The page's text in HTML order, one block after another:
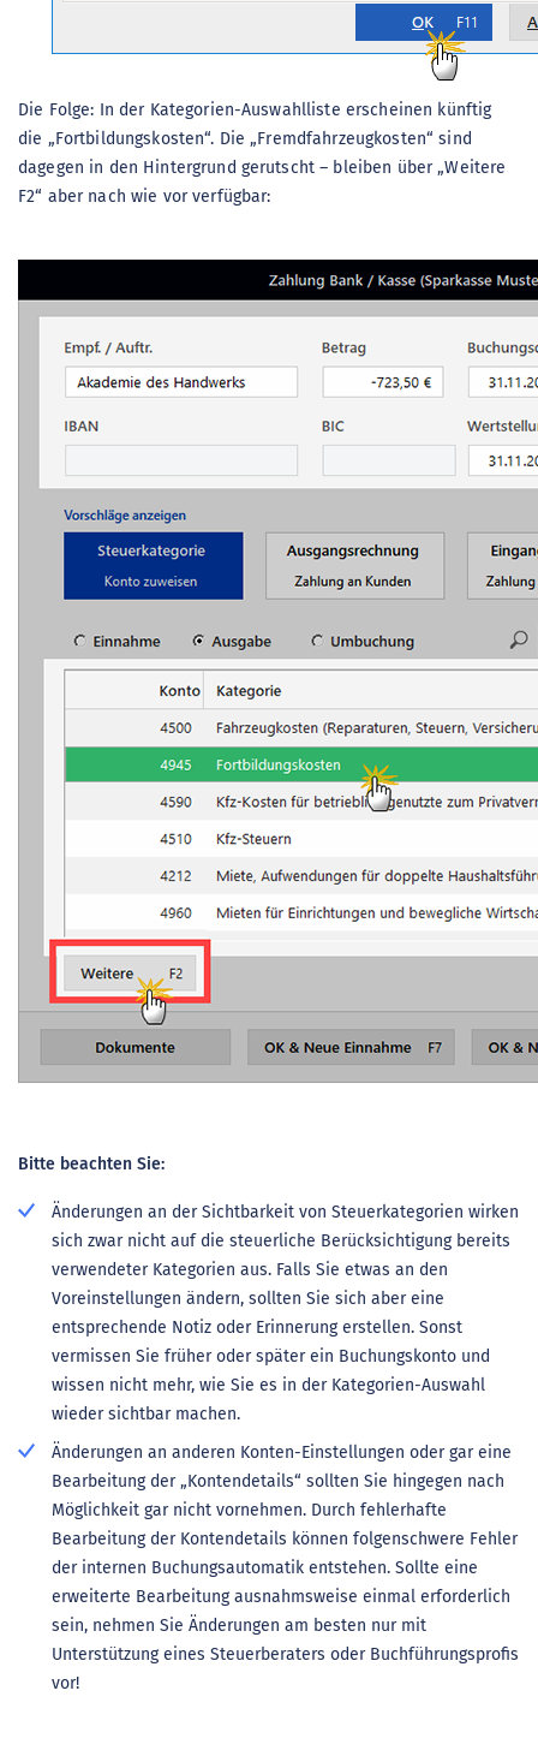
Die Folge: In der Kategorien-Auswahlliste erscheinen künftig
die „Fortbildungskosten“. Die „Fremdfahrzeugkosten“ sind
dagegen in den Hintergrund gerutscht – bleiben über „Weitere
F2“ aber nach wie vor verfügbar:
Bitte beachten Sie:
Änderungen an der Sichtbarkeit von Steuerkategorien wirken
sich zwar nicht auf die steuerliche Berücksichtigung bereits
verwendeter Kategorien aus. Falls Sie etwas an den
Voreinstellungen ändern, sollten Sie sich aber eine
entsprechende Notiz oder Erinnerung erstellen. Sonst
vermissen Sie früher oder später ein Buchungskonto und
wissen nicht mehr, wie Sie es in der Kategorien-Auswahl
wieder sichtbar machen.
Änderungen an anderen Konten-Einstellungen oder gar eine
Bearbeitung der „Kontendetails“ sollten Sie hingegen nach
Möglichkeit gar nicht vornehmen. Durch fehlerhafte
Bearbeitung der Kontendetails können folgenschwere Fehler
der internen Buchungsautomatik entstehen. Sollte eine
erweiterte Bearbeitung ausnahmsweise einmal erforderlich
sein, nehmen Sie Änderungen am besten nur mit
Unterstützung eines Steuerberaters oder Buchführungsprofis
vor!